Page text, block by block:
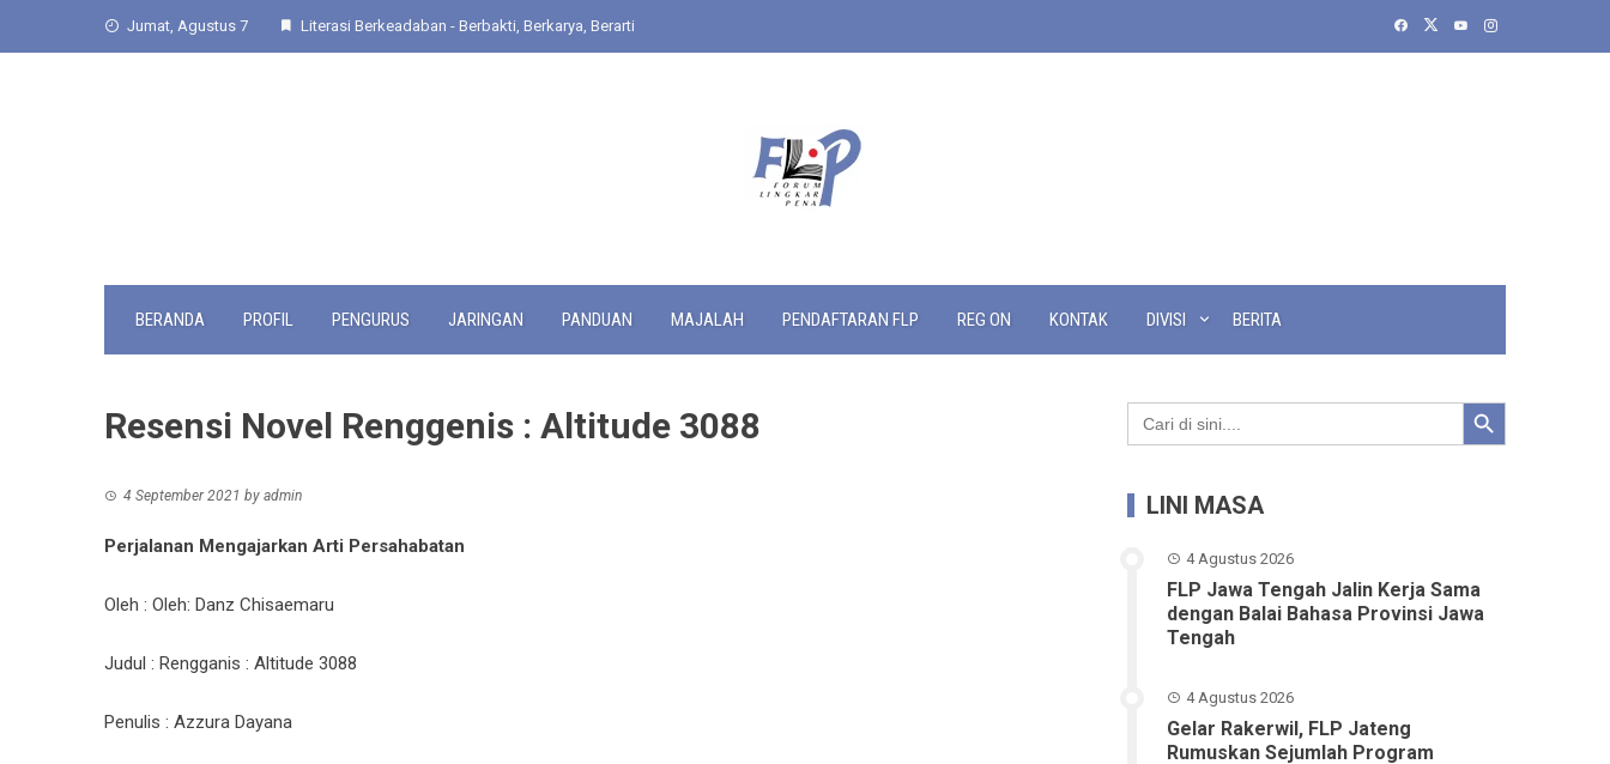
Jumat, Agustus 7 Literasi Berkeadaban - Berbakti, Berkarya, Berarti
BERANDA PROFIL PENGURUS JARINGAN PANDUAN MAJALAH PENDAFTARAN FLP REG ON KONTAK DIVISI BERITA
Resensi Novel Renggenis : Altitude 3088
4 September 2021 by admin
Perjalanan Mengajarkan Arti Persahabatan
Oleh : Oleh: Danz Chisaemaru
Judul : Rengganis : Altitude 3088
Penulis : Azzura Dayana
Search
for:
Search Button
LINI MASA
4 Agustus 2026
FLP Jawa Tengah Jalin Kerja Sama
dengan Balai Bahasa Provinsi Jawa
Tengah
4 Agustus 2026
Gelar Rakerwil, FLP Jateng
Rumuskan Sejumlah Program